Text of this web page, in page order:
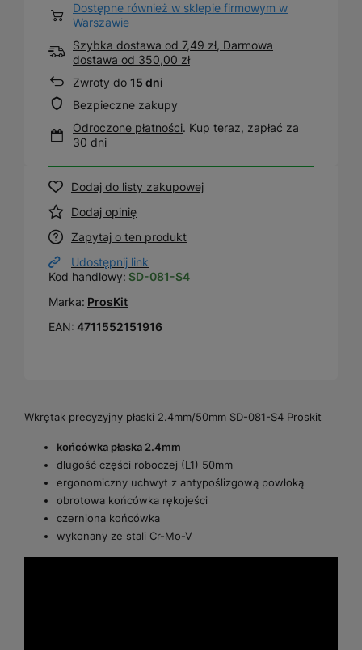
Dostępne również w sklepie firmowym w
Warszawie
Szybka dostawa od 7,49 zł, Darmowa
dostawa od 350,00 zł
Zwroty do 15 dni
Bezpieczne zakupy
Odroczone płatności. Kup teraz, zapłać za
30 dni
Dodaj do listy zakupowej
Dodaj opinię
Zapytaj o ten produkt
Udostępnij link
Kod handlowy: SD-081-S4
Marka: ProsKit
EAN: 4711552151916
Wkrętak precyzyjny płaski 2.4mm/50mm SD-081-S4 Proskit
końcówka płaska 2.4mm
długość części roboczej (L1) 50mm
ergonomiczny uchwyt z antypoślizgową powłoką
obrotowa końcówka rękojeści
czerniona końcówka
wykonany ze stali Cr-Mo-V